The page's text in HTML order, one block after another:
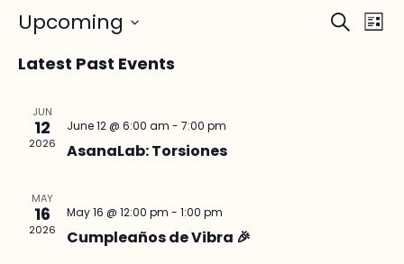
Events
Search
List
Upcoming
date.
Latest Past Events
JUN
12
2026
June 12 @ 6:00 am - 7:00 pm
AsanaLab: Torsiones
MAY
16
2026
May 16 @ 12:00 pm - 1:00 pm
Cumpleaños de Vibra 🎉